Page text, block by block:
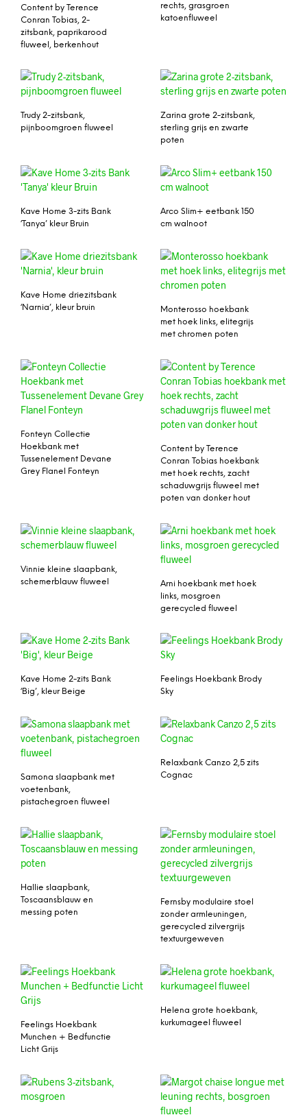
Content by Terence
Conran Tobias, 2-
zitsbank, paprikarood
fluweel, berkenhout
rechts, grasgroen
katoenfluweel
Trudy 2-zitsbank,
pijnboomgroen fluweel
Zarina grote 2-zitsbank,
sterling grijs en zwarte
poten
Kave Home 3-zits Bank
‘Tanya’ kleur Bruin
Arco Slim+ eetbank 150
cm walnoot
Kave Home driezitsbank
‘Narnia’, kleur bruin
Monterosso hoekbank
met hoek links, elitegrijs
met chromen poten
Fonteyn Collectie
Hoekbank met
Tussenelement Devane
Grey Flanel Fonteyn
Content by Terence
Conran Tobias hoekbank
met hoek rechts, zacht
schaduwgrijs fluweel met
poten van donker hout
Vinnie kleine slaapbank,
schemerblauw fluweel
Arni hoekbank met hoek
links, mosgroen
gerecycled fluweel
Kave Home 2-zits Bank
‘Big’, kleur Beige
Feelings Hoekbank Brody
Sky
Samona slaapbank met
voetenbank,
pistachegroen fluweel
Relaxbank Canzo 2,5 zits
Cognac
Hallie slaapbank,
Toscaansblauw en
messing poten
Fernsby modulaire stoel
zonder armleuningen,
gerecycled zilvergrijs
textuurgeweven
Feelings Hoekbank
Munchen + Bedfunctie
Licht Grijs
Helena grote hoekbank,
kurkumageel fluweel